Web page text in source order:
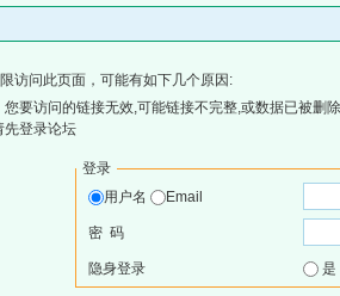
访问此页面，可能有如下几个原因:
要访问的链接无效,可能链接不完整,或数据已被删
先登录论坛
登录
用户名
Email
密 码
隐身登录